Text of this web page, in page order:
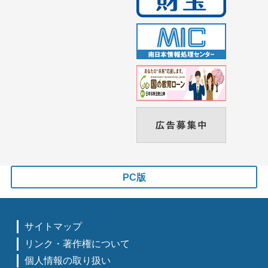
PC版
サイトマップ
リンク・著作権について
個人情報の取り扱い